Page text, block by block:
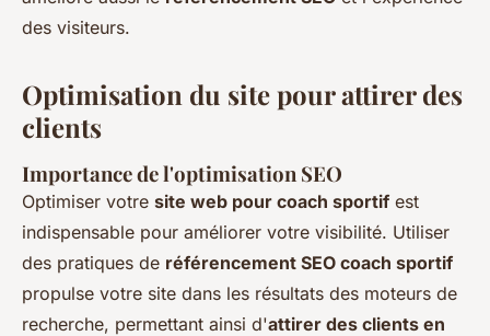
des visiteurs.
Optimisation du site pour attirer des
clients
Importance de l'optimisation SEO
Optimiser votre site web pour coach sportif est
indispensable pour améliorer votre visibilité. Utiliser
des pratiques de référencement SEO coach sportif
propulse votre site dans les résultats des moteurs de
recherche, permettant ainsi d'attirer des clients en